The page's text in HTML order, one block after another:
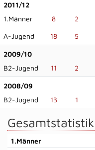
2011/12
1.Männer
8 2
A-Jugend 18 5
2009/10
B2-Jugend
11 2
2008/09
B2-Jugend
13 1
Gesamtstatistik
1.Männer